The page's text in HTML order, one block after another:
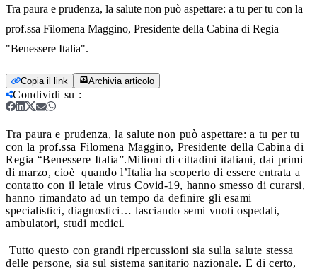
Tra paura e prudenza, la salute non può aspettare: a tu per tu con la
prof.ssa Filomena Maggino, Presidente della Cabina di Regia
"Benessere Italia".
Copia il link Archivia articolo
Condividi su :
Tra paura e prudenza, la salute non può aspettare: a tu per tu
con la prof.ssa Filomena Maggino, Presidente della Cabina di
Regia “Benessere Italia”.Milioni di cittadini italiani, dai primi
di marzo, cioè quando l’Italia ha scoperto di essere entrata a
contatto con il letale virus Covid-19, hanno smesso di curarsi,
hanno rimandato ad un tempo da definire gli esami
specialistici, diagnostici… lasciando semi vuoti ospedali,
ambulatori, studi medici.
Tutto questo con grandi ripercussioni sia sulla salute stessa
delle persone, sia sul sistema sanitario nazionale. E di certo,